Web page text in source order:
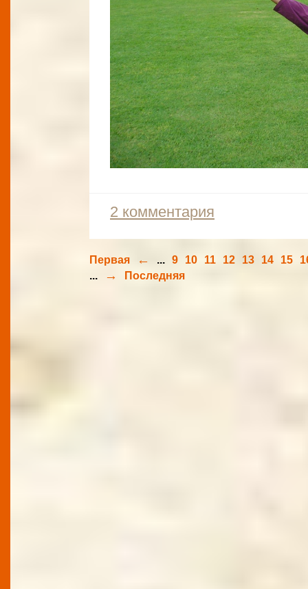
2 комментария
Первая ← ... 9 10 11 12 13 14 15
...
→ Последняя